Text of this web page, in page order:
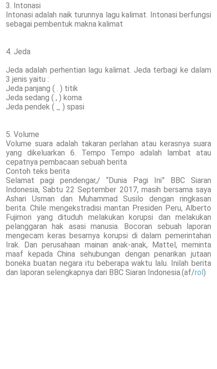
3. Intonasi
Intonasi adalah naik turunnya lagu kalimat. Intonasi berfungsi
sebagai pembentuk makna kalimat
4. Jeda
Jeda adalah perhentian lagu kalimat. Jeda terbagi ke dalam
3 jenis yaitu :
Jeda panjang ( . ) titik
Jeda sedang ( , ) koma
Jeda pendek ( _ ) spasi
5. Volume
Volume suara adalah takaran perlahan atau kerasnya suara
yang dikeluarkan 6. Tempo Tempo adalah lambat atau
cepatnya pembacaan sebuah berita
Contoh teks berita
Selamat pagi pendengar,/ “Dunia Pagi Ini” BBC Siaran
Indonesia, Sabtu 22 September 2017, masih bersama saya
Ashari Usman dan Muhammad Susilo dengan ringkasan
berita. Chile mengekstradisi mantan Presiden Peru, Alberto
Fujimori yang dituduh melakukan korupsi dan melakukan
pelanggaran hak asasi manusia. Bocoran sebuah laporan
mengecam keras besarnya korupsi di dalam pemerintahan
Irak. Dan perusahaan mainan anak-anak, Mattel, meminta
maaf kepada China sehubungan dengan penarikan jutaan
boneka buatan negara itu beberapa waktu lalu. Inilah berita
dan laporan selengkapnya dari BBC Siaran Indonesia.(af/rol)